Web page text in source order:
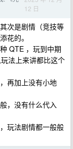
12 日
次是剧情（竞技等
花的。
QTE ，玩到中期
法上来讲都比这个
再加上没有小地
，没有什么代入
玩法剧情都一般般